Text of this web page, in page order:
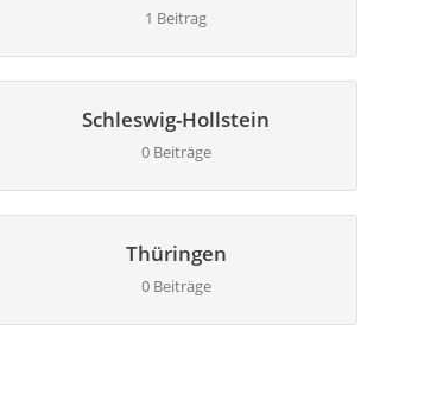
1 Beitrag
Schleswig-Hollstein
0 Beiträge
Thüringen
0 Beiträge